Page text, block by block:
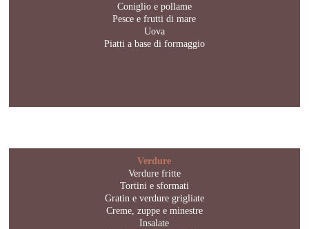
Coniglio e pollame
Pesce e frutti di mare
Uova
Piatti a base di formaggio
Verdure
Verdure fritte
Tortini e sformati
Gratin e verdure grigliate
Creme, zuppe e minestre
Insalate